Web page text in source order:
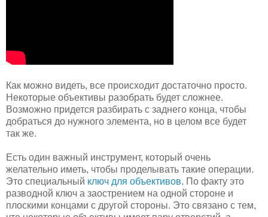
Как можно видеть, все происходит достаточно просто.
Некоторые объективы разобрать будет сложнее.
Возможно придется разбирать с заднего конца, чтобы
добраться до нужного элемента, но в целом все будет
так же.
Есть один важный инструмент, который очень
желательно иметь, чтобы проделывать такие операции.
Это специальный ключ для объективов. По факту это
разводной ключ а заострением на одной стороне и
плоскими концами с другой стороны. Это связано с тем,